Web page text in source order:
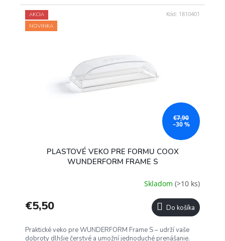
AKCIA
NOVINKA
€7,90
–30 %
PLASTOVÉ VEKO PRE FORMU COOX
WUNDERFORM FRAME S
Skladom (>10 ks)
€5,50 Do košíka
Praktické veko pre WUNDERFORM Frame S – udrží vaše
dobroty dlhšie čerstvé a umožní jednoduché prenášanie.
Kód: 1810401